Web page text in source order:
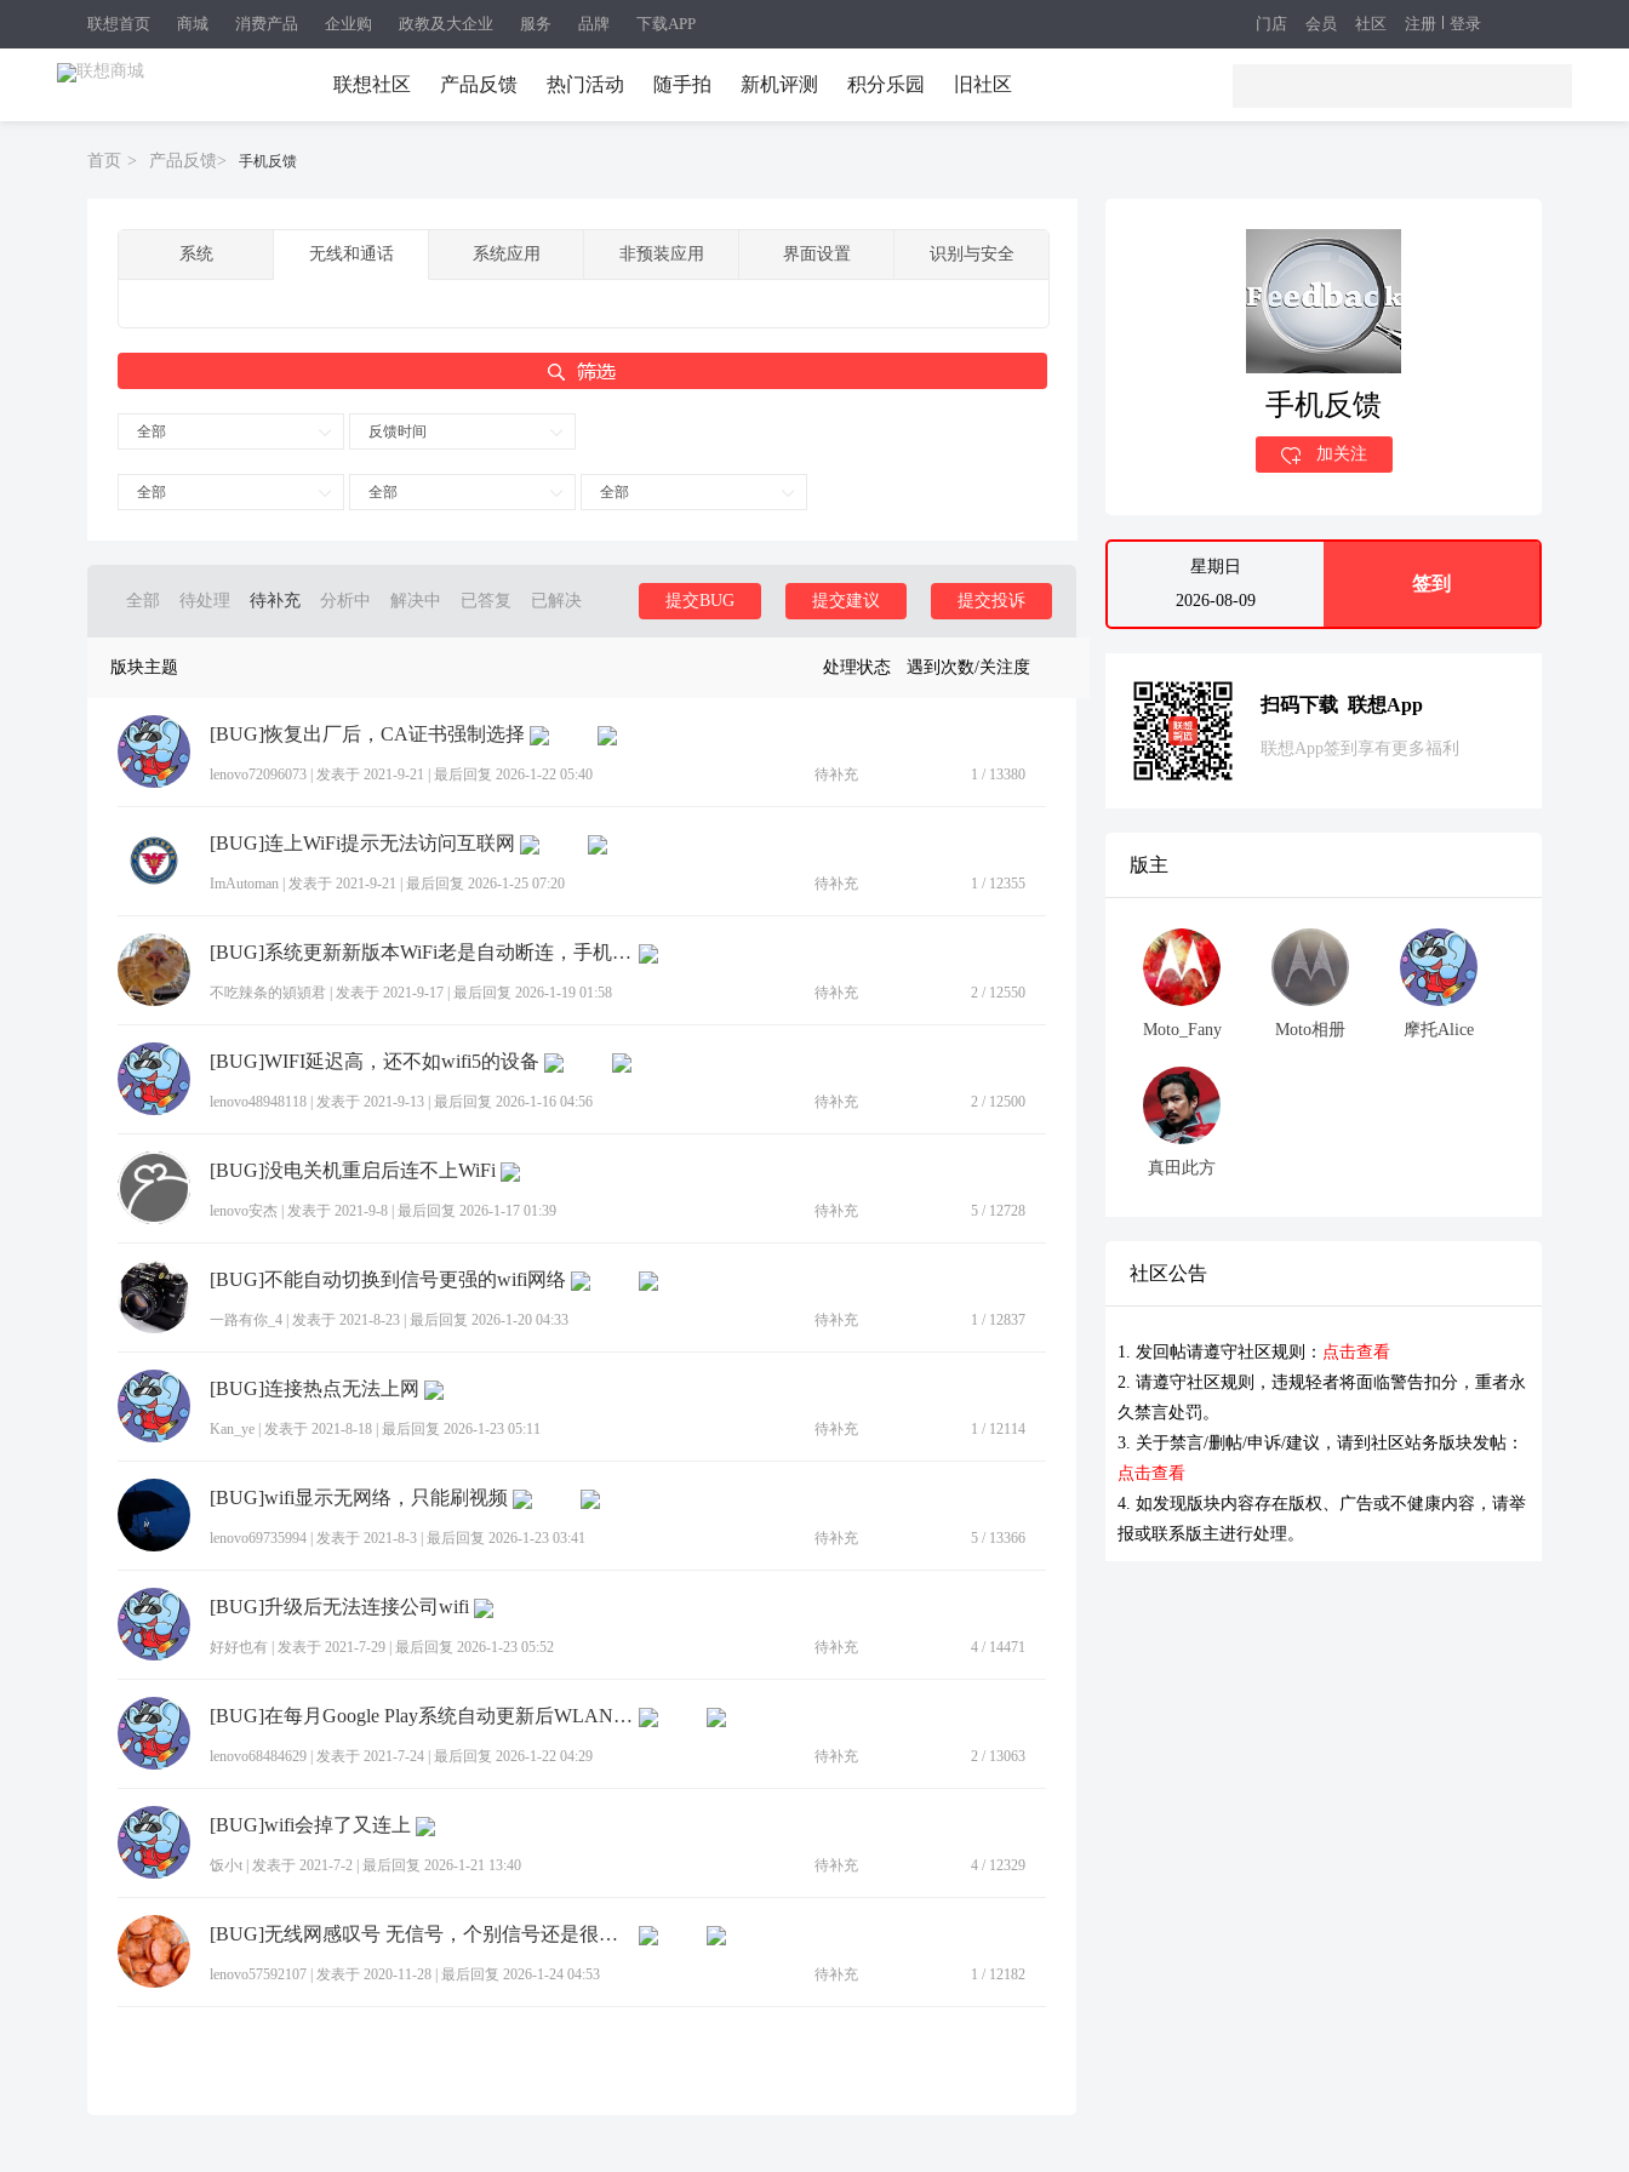
联想首页 商城 消费产品 企业购 政教及大企业 服务 品牌 下载APP 注册 登录
门店 会员 社区
联想社区 产品反馈 热门活动 随手拍 新机评测 积分乐园 旧社区
首页 > 产品反馈> 手机反馈
系统 无线和通话 系统应用 非预装应用 界面设置 识别与安全
全部 反馈时间
全部 全部 全部
全部 待处理 待补充 分析中 解决中 已答复 已解决 提交投诉
提交建议
提交BUG
版块主题 处理状态 遇到次数/关注度
[BUG]恢复出厂后，CA证书强制选择
lenovo72096073 发表于 2021-9-21 最后回复 2026-1-22 05:40 待补充 1 / 13380
[BUG]连上WiFi提示无法访问互联网
ImAutoman 发表于 2021-9-21 最后回复 2026-1-25 07:20 待补充 1 / 12355
[BUG]系统更新新版本WiFi老是自动断连，手机信号变差
不吃辣条的熲熲君 发表于 2021-9-17 最后回复 2026-1-19 01:58 待补充 2 / 12550
[BUG]WIFI延迟高，还不如wifi5的设备
lenovo48948118 发表于 2021-9-13 最后回复 2026-1-16 04:56 待补充 2 / 12500
[BUG]没电关机重启后连不上WiFi
lenovo安杰 发表于 2021-9-8 最后回复 2026-1-17 01:39 待补充 5 / 12728
[BUG]不能自动切换到信号更强的wifi网络
一路有你_4 发表于 2021-8-23 最后回复 2026-1-20 04:33 待补充 1 / 12837
[BUG]连接热点无法上网
Kan_ye 发表于 2021-8-18 最后回复 2026-1-23 05:11 待补充 1 / 12114
[BUG]wifi显示无网络，只能刷视频
lenovo69735994 发表于 2021-8-3 最后回复 2026-1-23 03:41 待补充 5 / 13366
[BUG]升级后无法连接公司wifi
好好也有 发表于 2021-7-29 最后回复 2026-1-23 05:52 待补充 4 / 14471
[BUG]在每月Google Play系统自动更新后WLAN再次错误提示网络连接受限
lenovo68484629 发表于 2021-7-24 最后回复 2026-1-22 04:29 待补充 2 / 13063
[BUG]wifi会掉了又连上
饭小t 发表于 2021-7-2 最后回复 2026-1-21 13:40 待补充 4 / 12329
[BUG]无线网感叹号 无信号，个别信号还是很弱。
lenovo57592107 发表于 2020-11-28 最后回复 2026-1-24 04:53 待补充 1 / 12182
手机反馈
加关注
星期日
2026-08-09
签到
扫码下载 联想App
联想App签到享有更多福利
版主
Moto_Fany Moto相册 摩托Alice
真田此方
社区公告
1. 发回帖请遵守社区规则： 点击查看
2. 请遵守社区规则，违规轻者将面临警告扣分，重者永
久禁言处罚。
3. 关于禁言/删帖/申诉/建议，请到社区站务版块发帖：
点击查看
4. 如发现版块内容存在版权、广告或不健康内容，请举
报或联系版主进行处理。